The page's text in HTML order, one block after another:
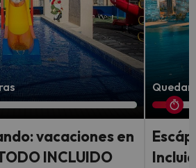
vacaciones en
INCLUIDO
Quedan